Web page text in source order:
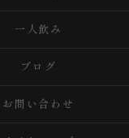
一人飲み
ブログ
お問い合わせ